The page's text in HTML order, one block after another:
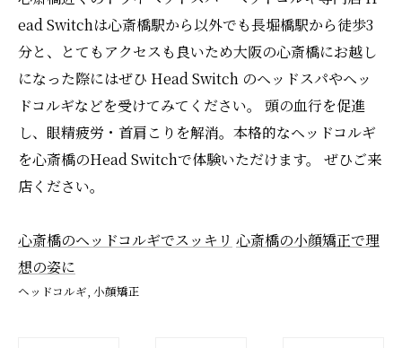
ead Switchは心斎橋駅から以外でも長堀橋駅から徒歩3
分と、とてもアクセスも良いため大阪の心斎橋にお越し
になった際にはぜひ Head Switch のヘッドスパやヘッ
ドコルギなどを受けてみてください。 頭の血行を促進
し、眼精疲労・首肩こりを解消。本格的なヘッドコルギ
を心斎橋のHead Switchで体験いただけます。 ぜひご来
店ください。
心斎橋のヘッドコルギでスッキリ 心斎橋の小顔矯正で理
想の姿に
ヘッドコルギ 小顔矯正